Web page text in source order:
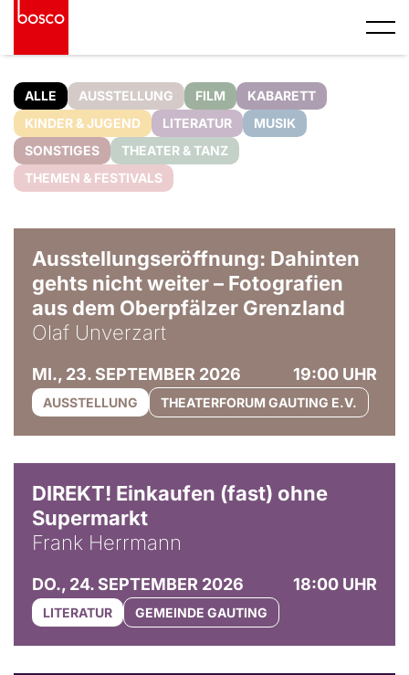
ALLE AUSSTELLUNG FILM
KABARETT
KINDER & JUGEND
LITERATUR
MUSIK
SONSTIGES
THEATER & TANZ
THEMEN & FESTIVALS
Ausstellungseröffnung: Dahinten
gehts nicht weiter – Fotografien
aus dem Oberpfälzer Grenzland
Olaf Unverzart
MI., 23. SEPTEMBER 2026 19:00 UHR
AUSSTELLUNG THEATERFORUM GAUTING E.V.
DIREKT! Einkaufen (fast) ohne
Supermarkt
Frank Herrmann
DO., 24. SEPTEMBER 2026 18:00 UHR
LITERATUR GEMEINDE GAUTING